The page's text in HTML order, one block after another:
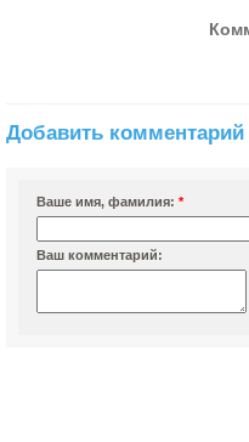
Добавить
Ваше имя, фамилия: *
Ваш комментарий: